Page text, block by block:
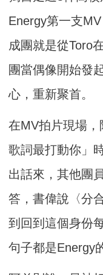
Energy第一支MV
成團就是從Toro
團當偶像開始發
心，重新聚首。
在MV拍片現場
歌詞最打動你」
出話來，其他團
答，書偉說〈分
到回到這個身份
句子都是Energy